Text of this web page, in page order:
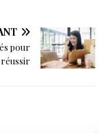
pour
réussir